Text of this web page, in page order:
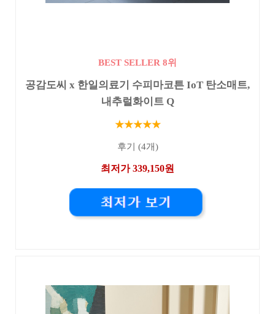
BEST SELLER 8위
공감도씨 x 한일의료기 수피마코튼 IoT 탄소매트,
내추럴화이트 Q
★★★★★
후기 (4개)
최저가 339,150원